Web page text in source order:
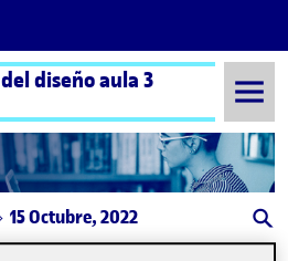
diseño aula 3
15 Octubre, 2022